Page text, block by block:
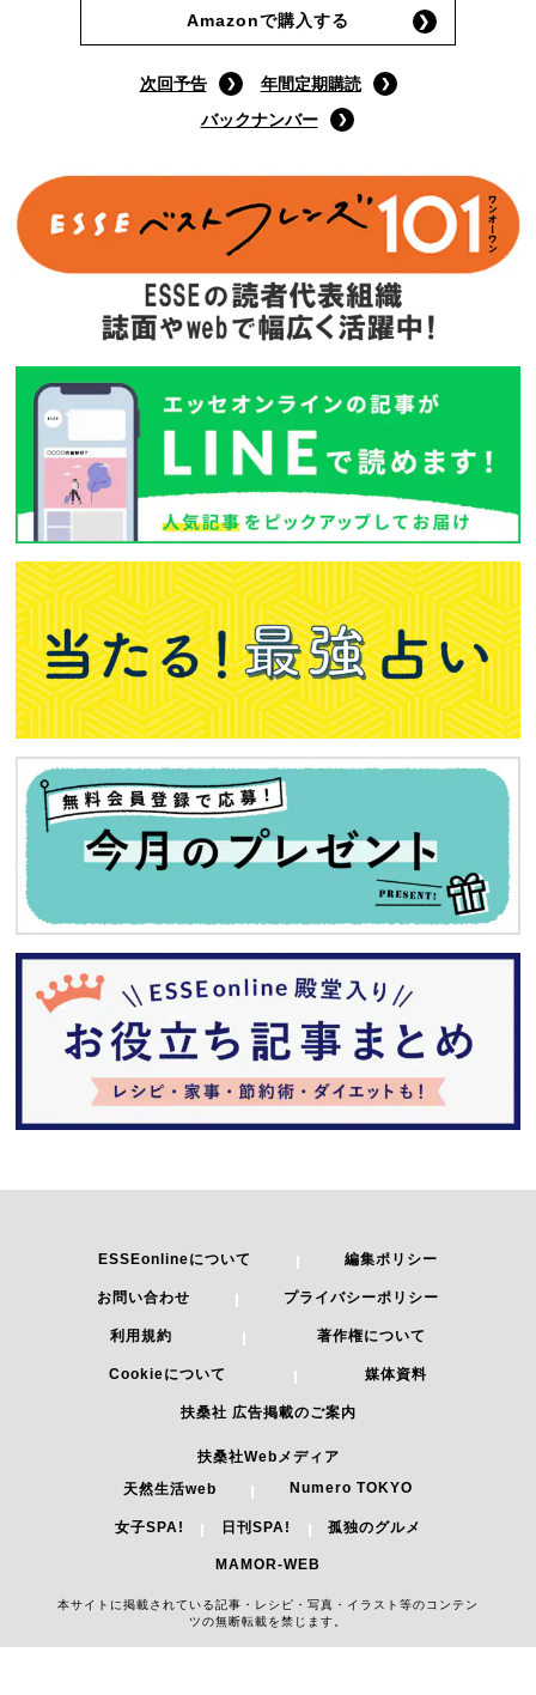
Amazonで購入する
次回予告
年間定期購読
バックナンバー
ESSEonlineについて 編集ポリシー
お問い合わせ プライバシーポリシー
利用規約 著作権について
Cookieについて 媒体資料
扶桑社 広告掲載のご案内
扶桑社Webメディア
天然生活web
Numero TOKYO
女子SPA! 日刊SPA! 孤独のグルメ
MAMOR-WEB
本サイトに掲載されている記事・レシピ・写真・イラスト等のコンテン
ツの無断転載を禁じます。